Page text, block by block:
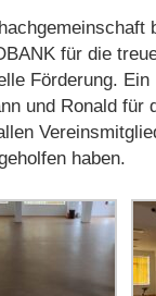
für die
Förderung.
und Ronald für
haben.